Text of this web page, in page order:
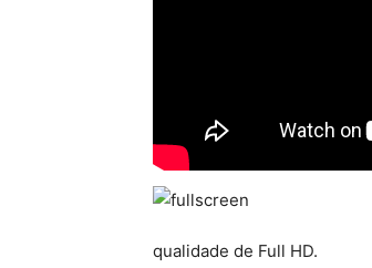
qualidade de Full HD.